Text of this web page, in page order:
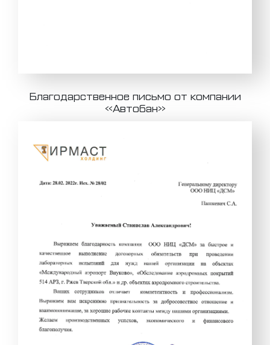
Благодарственное письмо от компании
«Автобан»